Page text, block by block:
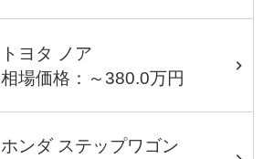
トヨタ ノア
相場価格：～380.0万円
ホンダ ステップワゴン